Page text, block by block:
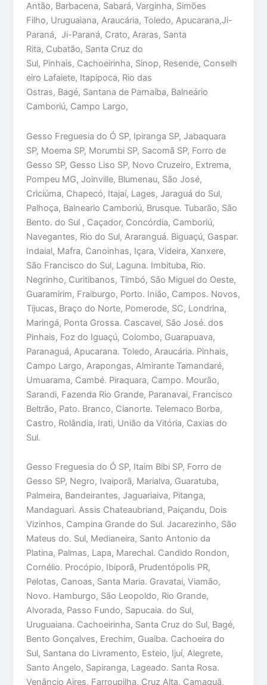
Antão, Barbacena, Sabará, Varginha, Simões
Filho, Uruguaiana, Araucária, Toledo, Apucarana,Ji-
Paraná, Ji-Paraná, Crato, Araras, Santa
Rita, Cubatão, Santa Cruz do
Sul, Pinhais, Cachoeirinha, Sinop, Resende, Conselh
eiro Lafaiete, Itapipoca, Rio das
Ostras, Bagé, Santana de Parnaíba, Balneário
Camboriú, Campo Largo,
Gesso Freguesia do Ó SP, Ipiranga SP, Jabaquara
SP, Moema SP, Morumbi SP, Sacomã SP, Forro de
Gesso SP, Gesso Liso SP, Novo Cruzeiro, Extrema,
Pompeu MG, Joinville, Blumenau, São José,
Criciúma, Chapecó, Itajaí, Lages, Jaraguá do Sul,
Palhoça, Balneario Camboriú, Brusque. Tubarão, São
Bento. do Sul , Caçador, Concórdia, Camboriú,
Navegantes, Rio do Sul, Araranguá. Biguaçú, Gaspar.
Indaial, Mafra, Canoinhas, Içara, Videira, Xanxere,
São Francisco do Sul, Laguna. Imbituba, Rio.
Negrinho, Curitibanos, Timbó, São Miguel do Oeste,
Guaramirim, Fraiburgo, Porto. Inião, Campos. Novos,
Tijucas, Braço do Norte, Pomerode, SC, Londrina,
Maringá, Ponta Grossa. Cascavel, São José. dos
Pinhais, Foz do Iguaçú, Colombo, Guarapuava,
Paranaguá, Apucarana. Toledo, Araucária. Pinhais,
Campo Largo, Arapongas, Almirante Tamandaré,
Umuarama, Cambé. Piraquara, Campo. Mourão,
Sarandi, Fazenda Rio Grande, Paranavai, Francisco
Beltrão, Pato. Branco, Cianorte. Telemaco Borba,
Castro, Rolândia, Irati, União da Vitória, Caxias do
Sul.
Gesso Freguesia do Ó SP, Itaim Bibi SP, Forro de
Gesso SP, Negro, Ivaiporã, Marialva, Guaratuba,
Palmeira, Bandeirantes, Jaguariaiva, Pitanga,
Mandaguari. Assis Chateaubriand, Paiçandu, Dois
Vizinhos, Campina Grande do Sul. Jacarezinho, São
Mateus do. Sul, Medianeira, Santo Antonio da
Platina, Palmas, Lapa, Marechal. Candido Rondon,
Cornélio. Procópio, Ibiporã, Prudentópolis PR,
Pelotas, Canoas, Santa Maria. Gravatai, Viamão,
Novo. Hamburgo, São Leopoldo, Rio Grande,
Alvorada, Passo Fundo, Sapucaia. do Sul,
Uruguaiana. Cachoeirinha, Santa Cruz do Sul, Bagé,
Bento Gonçalves, Erechim, Guaiba. Cachoeira do
Sul, Santana do Livramento, Esteio, Ijuí, Alegrete,
Santo Angelo, Sapiranga, Lageado. Santa Rosa.
Venâncio Aires, Farroupilha, Cruz Alta, Camaquã,